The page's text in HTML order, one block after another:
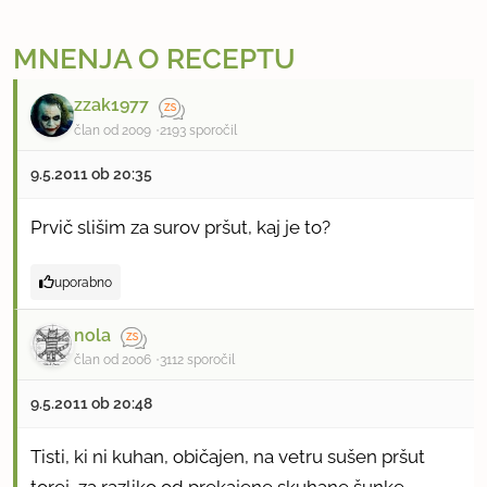
MNENJA O RECEPTU
zzak1977
član od 2009 2193 sporočil
9.5.2011 ob 20:35
Prvič slišim za surov pršut, kaj je to?
uporabno
nola
član od 2006 3112 sporočil
9.5.2011 ob 20:48
Tisti, ki ni kuhan, običajen, na vetru sušen pršut